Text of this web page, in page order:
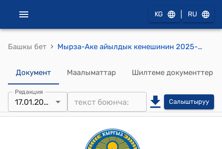
KG RU
Башкы бет › Мырза-Аке айылдык кенешинин 2025-жылдын 17-январы № 19 Мырза-Аке айыл өкмөтүнүн регламентин бекитүү жөнүндө токтому
Документ Маалыматтар Шилтеме документтер
Редакция
17.01.2025 Салыштыруу